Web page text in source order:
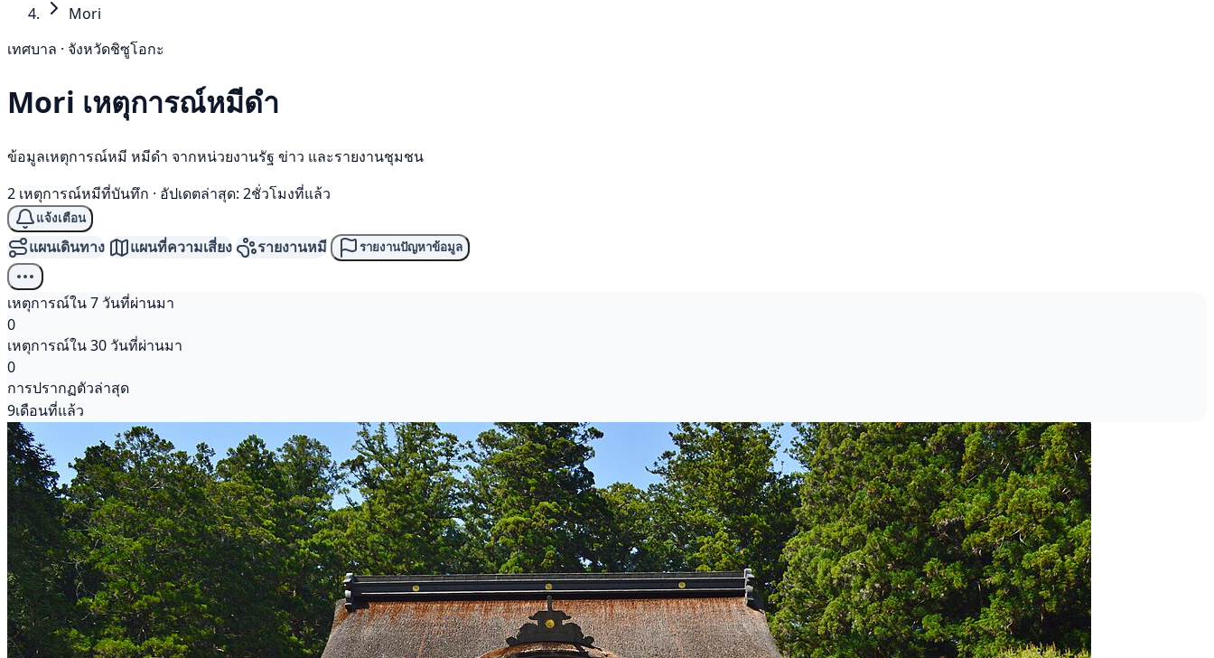
Mori
เทศบาล · จังหวัดชิซูโอกะ
Mori เหตุการณ์หมีดำ
ข้อมูลเหตุการณ์หมี หมีดำ จากหน่วยงานรัฐ ข่าว และรายงานชุมชน
2 เหตุการณ์หมีที่บันทึก · อัปเดตล่าสุด: 2ชั่วโมงที่แล้ว
แจ้งเตือน
แผนเดินทาง แผนที่ความเสี่ยง รายงานหมี รายงานปัญหาข้อมูล
เหตุการณ์ใน 7 วันที่ผ่านมา
0
เหตุการณ์ใน 30 วันที่ผ่านมา
0
การปรากฏตัวล่าสุด
9เดือนที่แล้ว